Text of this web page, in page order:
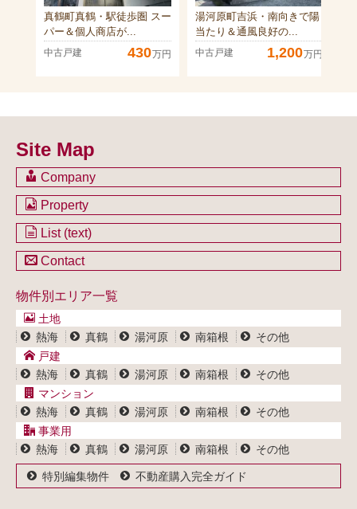
真鶴町真鶴・駅徒歩圏 スー
パー＆個人商店が...
中古戸建 430万円
湯河原町吉浜・南向きで陽
当たり＆通風良好の...
中古戸建 1,200万円
Site Map
Company
会社のご案内
不動産を購入したい方
不動産を売却したい方
不動産買取システム
Property
土地一覧
戸建一覧
マンション一覧
事業用物件一覧
List (text)
土地一覧
マンション一覧
事業用物件一覧
Contact
ブログ
プライバシーポリシー
サイトポリシー
物件別エリア一覧
土地
熱海
真鶴 湯河原 南箱根
その他
戸建
熱海
真鶴 湯河原 南箱根
その他
マンション
熱海
真鶴 湯河原 南箱根
その他
事業用
熱海
真鶴 湯河原 南箱根 その他
特別編集物件 不動産購入完全ガイド